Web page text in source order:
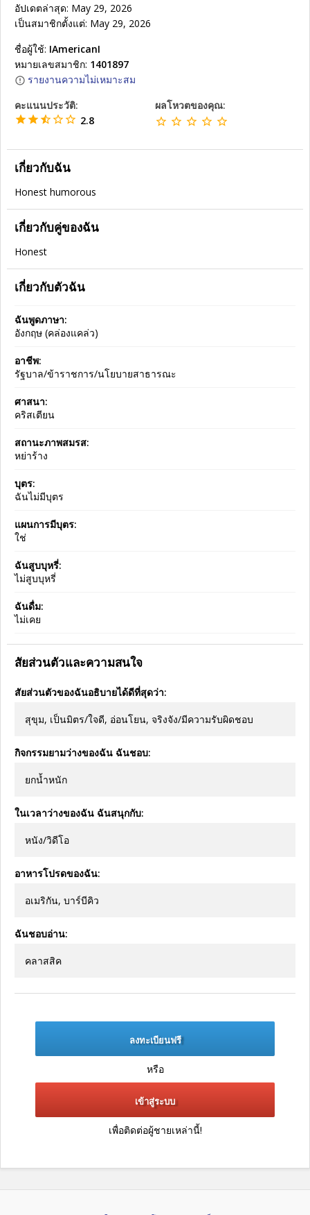
อัปเดตล่าสุด: May 29, 2026
เป็นสมาชิกตั้งแต่: May 29, 2026
ชื่อผู้ใช้: IAmericanI
หมายเลขสมาชิก: 1401897
รายงานความไม่เหมาะสม
คะแนนประวัติ:
2.8
ผลโหวตของคุณ:
เกี่ยวกับฉัน
Honest humorous
เกี่ยวกับคู่ของฉัน
Honest
เกี่ยวกับตัวฉัน
ฉันพูดภาษา:
อังกฤษ (คล่องแคล่ว)
อาชีพ:
รัฐบาล/ข้าราชการ/นโยบายสาธารณะ
ศาสนา:
คริสเตียน
สถานะภาพสมรส:
หย่าร้าง
บุตร:
ฉันไม่มีบุตร
แผนการมีบุตร:
ใช่
ฉันสูบบุหรี่:
ไม่สูบบุหรี่
ฉันดื่ม:
ไม่เคย
สัยส่วนตัวและความสนใจ
สัยส่วนตัวของฉันอธิบายได้ดีที่สุดว่า:
สุขุม, เป็นมิตร/ใจดี, อ่อนโยน, จริงจัง/มีความรับผิดชอบ
กิจกรรมยามว่างของฉัน ฉันชอบ:
ยกน้ำหนัก
ในเวลาว่างของฉัน ฉันสนุกกับ:
หนัง/วิดีโอ
อาหารโปรดของฉัน:
อเมริกัน, บาร์บีคิว
ฉันชอบอ่าน:
คลาสสิค
ลงทะเบียนฟรี
หรือ
เข้าสู่ระบบ
เพื่อติดต่อผู้ชายเหล่านี้!